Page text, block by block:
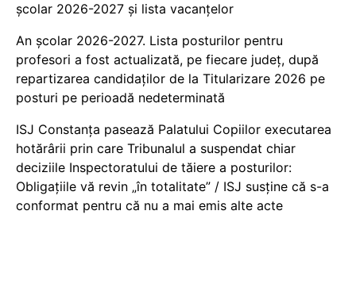
școlar 2026-2027 și lista vacanțelor
An școlar 2026-2027. Lista posturilor pentru
profesori a fost actualizată, pe fiecare județ, după
repartizarea candidaților de la Titularizare 2026 pe
posturi pe perioadă nedeterminată
ISJ Constanța pasează Palatului Copiilor executarea
hotărârii prin care Tribunalul a suspendat chiar
deciziile Inspectoratului de tăiere a posturilor:
Obligațiile vă revin „în totalitate” / ISJ susține că s-a
conformat pentru că nu a mai emis alte acte